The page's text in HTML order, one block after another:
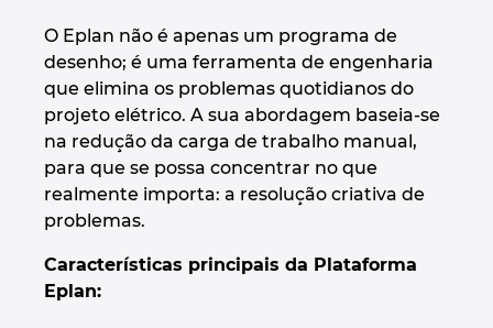
O Eplan não é apenas um programa de
desenho; é uma ferramenta de engenharia
que elimina os problemas quotidianos do
projeto elétrico. A sua abordagem baseia-se
na redução da carga de trabalho manual,
para que se possa concentrar no que
realmente importa: a resolução criativa de
problemas.
Características principais da Plataforma
Eplan:
Mexico
Netherlands
New Zealand
Norway
Peru